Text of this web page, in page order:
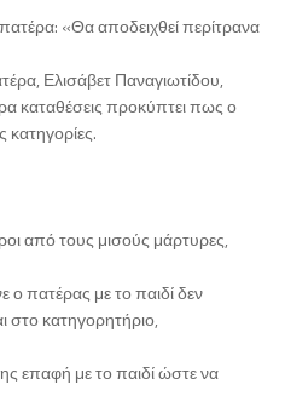
«Θα αποδειχθεί περίτρανα
Ελισάβετ Παναγιωτίδου,
καταθέσεις προκύπτει πως ο
κατηγορίες.
από τους μισούς μάρτυρες,
ο πατέρας με το παιδί δεν
στο κατηγορητήριο,
επαφή με το παιδί ώστε να